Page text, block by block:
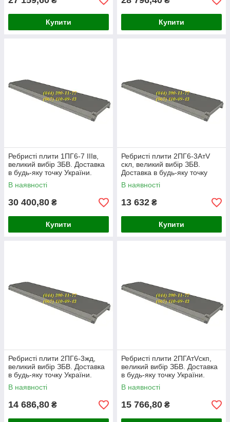
Купити Купити
Ребристі плити 1ПГ6-7 ІІІв,
великий вибір ЗБВ. Доставка
в будь-яку точку України.
В наявності
30 400,80 ₴
Купити
Ребристі плити 2ПГ6-3AтV
скл, великий вибір ЗБВ.
Доставка в будь-яку точку
України.
В наявності
13 632 ₴
Купити
Ребристі плити 2ПГ6-3жд,
великий вибір ЗБВ. Доставка
в будь-яку точку України.
В наявності
14 686,80 ₴
Ребристі плити 2ПГАтVскп,
великий вибір ЗБВ. Доставка
в будь-яку точку України.
В наявності
15 766,80 ₴